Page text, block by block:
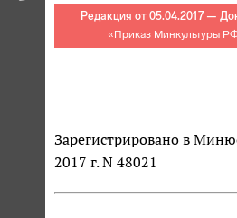
Редакция от 05.04.2017 —
«Приказ Минкультуры
Зарегистрировано в
2017 г. N 48021